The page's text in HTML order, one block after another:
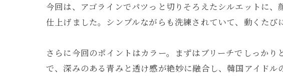
今回は、アゴラインでパツっと切りそろえたシルエットに
仕上げました。シンプルながらも洗練されていて、動くたび
さらに今回のポイントはカラー。まずはブリーチでしっか
で、深みのある青みと透け感が絶妙に融合し、韓国アイド